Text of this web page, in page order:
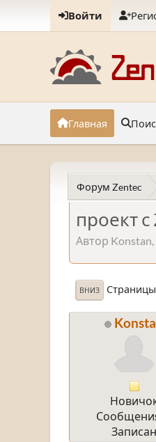
Войти
Главная
Форум Zentec
проект с
Автор
ВНИЗ Страницы
Записан